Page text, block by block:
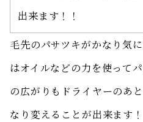
出来ます！！
毛先のパサツキがかなり気
はオイルなどの力を使って
の広がりもドライヤーのあ
なり変えることが出来ます！